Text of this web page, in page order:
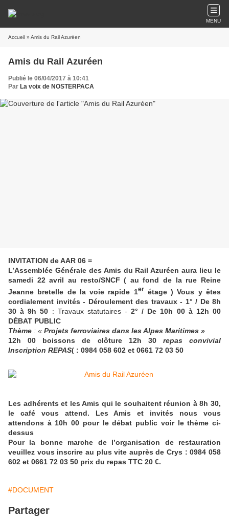
MENU
Accueil » Amis du Rail Azuréen
Amis du Rail Azuréen
Publié le 06/04/2017 à 10:41
Par La voix de NOSTERPACA
INVITATION de AAR 06 =
L’Assemblée Générale des Amis du Rail Azuréen aura lieu le
samedi 22 avril au resto/SNCF ( au fond de la rue Reine
Jeanne bretelle de la voie rapide 1er étage ) Vous y êtes
cordialement invités - Déroulement des travaux - 1° / De 8h
30 à 9h 50 : Travaux statutaires -2° / De 10h 00 à 12h 00
DÉBAT PUBLIC
Thème : « Projets ferroviaires dans les Alpes Maritimes »
12h 00 boissons de clôture 12h 30repas convivial
Inscription REPAS( : 0984 058 602 et 0661 72 03 50
Les adhérents et les Amis qui le souhaitent réunion à 8h 30,
le café vous attend. Les Amis et invités nous vous
attendons à 10h 00 pour le débat public voir le thème ci-
dessus
Pour la bonne marche de l’organisation de restauration
veuillez vous inscrire au plus vite auprès de Crys : 0984 058
602 et 0661 72 03 50 prix du repas TTC 20 €.
#DOCUMENT
Partager